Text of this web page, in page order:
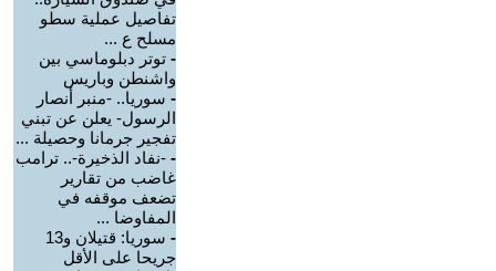
تفاصيل عملية سطو
مسلح ع ...
- توتر دبلوماسي بين
واشنطن وباريس
- سوريا.. -منبر أنصار
الرسول- يعلن عن تبني
تفجير جرمانا وحصيلة ...
- -نفاد الذخيرة-.. ترامب
غاضب من تقارير
تضعف موقفه في
المفاوضا ...
-
سوريا: قتيلان و13
جريحا على الأقل